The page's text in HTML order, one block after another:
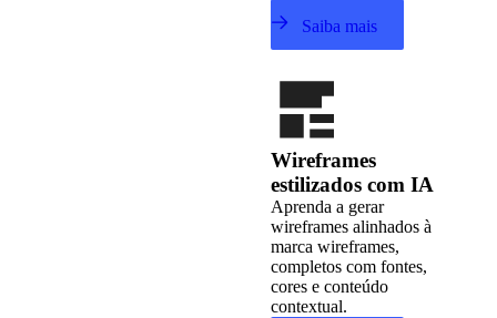
Saiba mais
Wireframes
estilizados com IA
Aprenda a gerar
wireframes alinhados à
marca wireframes,
completos com fontes,
cores e conteúdo
contextual.